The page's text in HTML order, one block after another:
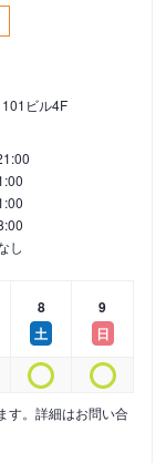
ビル4F
し
8
土
9
日
す。詳細はお問い合